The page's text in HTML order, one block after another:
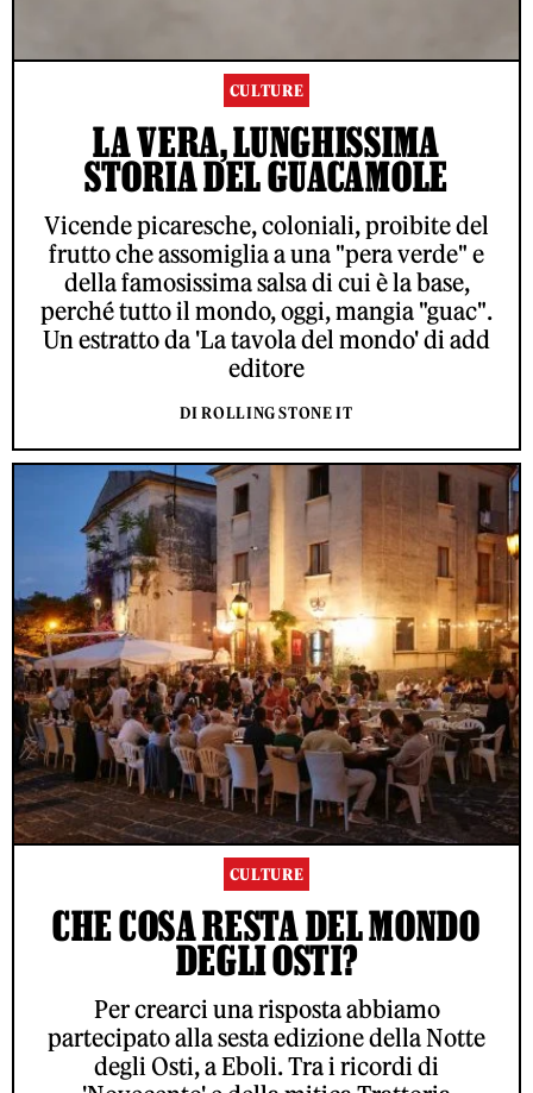
CULTURE
LA VERA, LUNGHISSIMA
STORIA DEL GUACAMOLE
Vicende picaresche, coloniali, proibite del
frutto che assomiglia a una "pera verde" e
della famosissima salsa di cui è la base,
perché tutto il mondo, oggi, mangia "guac".
Un estratto da 'La tavola del mondo' di add
editore
DI ROLLING STONE IT
CULTURE
CHE COSA RESTA DEL MONDO
DEGLI OSTI?
Per crearci una risposta abbiamo
partecipato alla sesta edizione della Notte
degli Osti, a Eboli. Tra i ricordi di